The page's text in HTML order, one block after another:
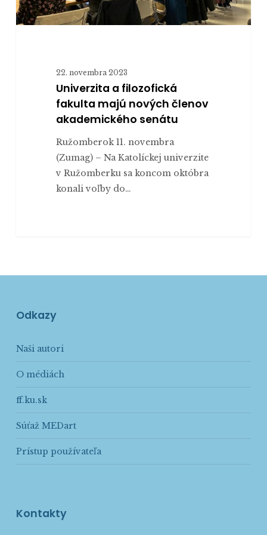
22. novembra 2023
Univerzita a filozofická
fakulta majú nových členov
akademického senátu
Ružomberok 11. novembra
(Zumag) – Na Katolíckej univerzite
v Ružomberku sa koncom októbra
konali voľby do…
Odkazy
Naši autori
O médiách
ff.ku.sk
Súťaž MEDart
Prístup používateľa
Kontakty